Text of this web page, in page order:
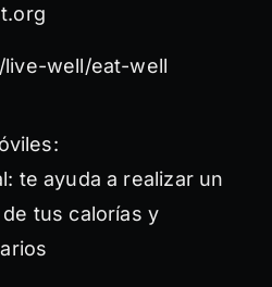
well/eat-well
te ayuda a realizar un
tus calorías y